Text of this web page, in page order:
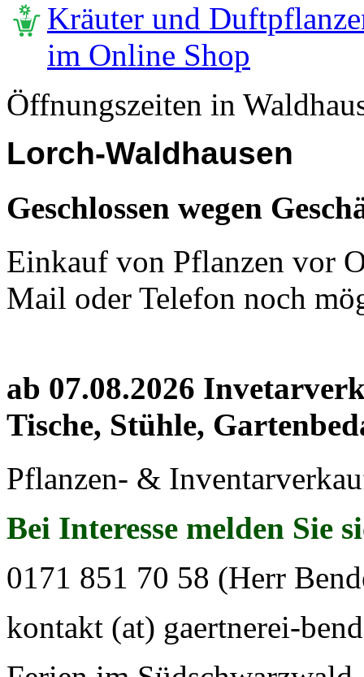
Kräuter und
im Online Shop
Öffnungszeiten in
Lorch-Waldhausen
Geschlossen wegen
Einkauf von Pflanzen vor
Mail oder Telefon noch
ab 07.08.2026
Tische, Stühle,
Pflanzen- &
Bei Interesse melden Sie
0171 851 70 58 (Herr
kontakt (at) gaertnerei-